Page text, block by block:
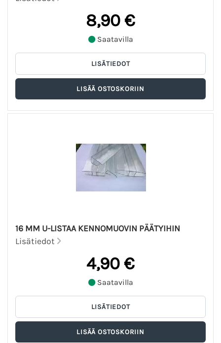
8,90 €
Saatavilla
16 MM U-LISTAA KENNOMUOVIN PÄÄTYIHIN
Lisätiedot
4,90 €
Saatavilla